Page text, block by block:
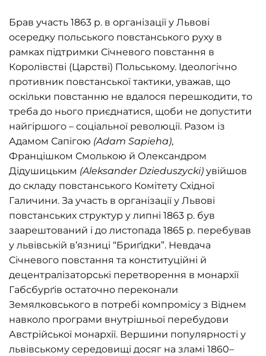
Брав участь 1863 р. в організації у Львові
осередку польського повстанського руху в
рамках підтримки Січневого повстання в
Королівстві (Царстві) Польському. Ідеологічно
противник повстанської тактики, уважав, що
оскільки повстанню не вдалося перешкодити, то
треба до нього приєднатися, щоби не допустити
найгіршого – соціальної революції. Разом із
Адамом Сапігою (Adam Sapieha),
Францішком Смолькою й Олександром
Дідушицьким (Aleksander Dzieduszycki) увійшов
до складу повстанського Комітету Східної
Галичини. За участь в організації у Львові
повстанських структур у липні 1863 р. був
заарештований і до листопада 1865 р. перебував
у львівській в’язниці “Бриґідки”. Невдача
Січневого повстання та конституційні й
децентралізаторські перетворення в монархії
Габсбурґів остаточно переконали
Земялковського в потребі компромісу з Віднем
навколо програми внутрішньої перебудови
Австрійської монархії. Вершини популярності у
львівському середовищі досяг на зламі 1860–